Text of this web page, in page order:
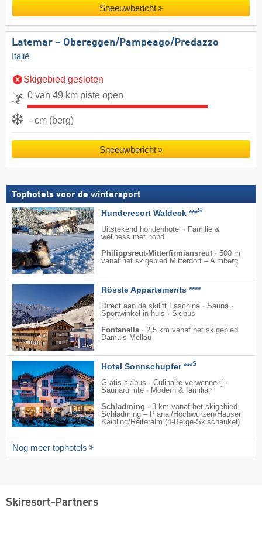
Sneeuwbericht
Latemar – Obereggen/​Pampeago/​Predazzo
Italië
Skigebied gesloten
0 van 49 km piste open
- cm (berg)
Sneeuwbericht
Tophotels voor de wintersport
Hunderesort Waldeck ***S
Uitstekend hondenhotel · Familie &
wellness met hond
Philippsreut-Mitterfirmiansreut · 500 m
vanaf het skigebied Mitterdorf – Almberg
Rössle Appartements ****
Direct aan de skilift Faschina · Sauna ·
Sportwinkel in huis · Skibus
Fontanella · 2,5 km vanaf het skigebied
Damüls Mellau
Hotel Sonnschupfer ***S
Gratis skibus · Culinaire verwennerij ·
Saunaruimte · Modern & familiair
Schladming · 3 km vanaf het skigebied
Schladming – Planai/​Hochwurzen/​Hauser
Kaibling/​Reiteralm (4-Berge-Skischaukel)
Nog meer tophotels
Skiresort-Partners